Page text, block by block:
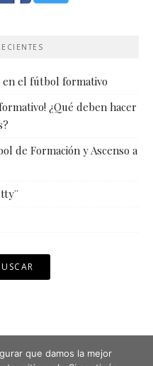
en el fútbol formativo
¿Qué deben hacer
de Formación y Ascenso a
que damos la mejor